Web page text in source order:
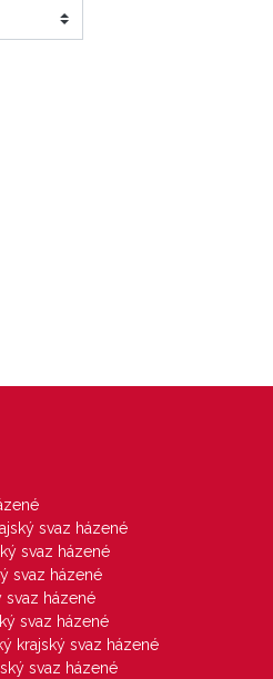
svaz házené
svaz házené
svaz házené
svaz házené
svaz házené
krajský svaz házené
svaz házené